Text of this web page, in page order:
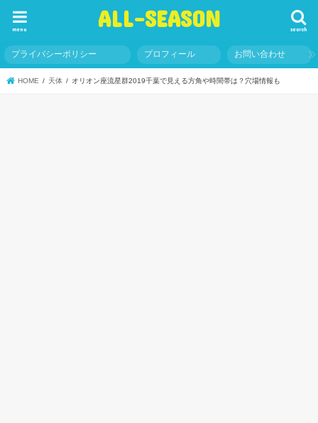
ALL-SEASON search
menu
プライバシーポリシー プロフィール お問い合わせ
HOME 天体 オリオン座流星群2019千葉で見える方角や時間帯は？穴場情報も